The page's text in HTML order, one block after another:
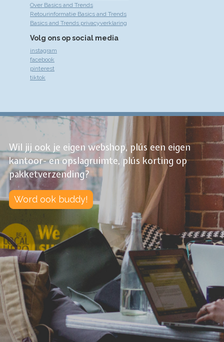
Over Basics and Trends
Retourinformatie Basics and Trends
Basics and Trends privacyverklaring
Volg ons op social media
instagram
facebook
pinterest
tiktok
Wil jij ook je eigen webshop, plús een eigen
kantoor- en opslagruimte, plús korting op
pakketverzending?
Word ook buddy!